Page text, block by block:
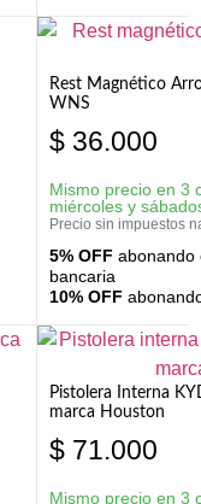
Rest Magnético
WNS
$ 36.000
Mismo precio en 3
miércoles y
Precio sin impuestos
5% OFF abonando
bancaria
10% OFF
Pistolera Interna
marca Houston
$ 71.000
Mismo precio en 3